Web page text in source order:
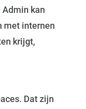
Admin kan
met internen
krijgt,
Dat zijn